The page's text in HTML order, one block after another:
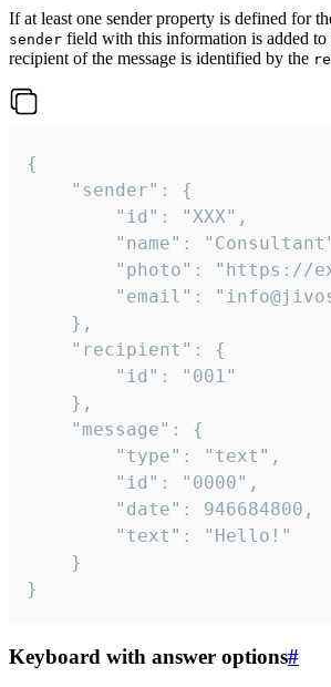
If at least one sender property is defined for
sender field with this information is added to
recipient of the message is identified by the
{
}
Keyboard with answer options#